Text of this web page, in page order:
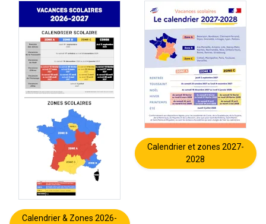
Calendrier & Zones 2026-
Calendrier et zones 2027-
2028